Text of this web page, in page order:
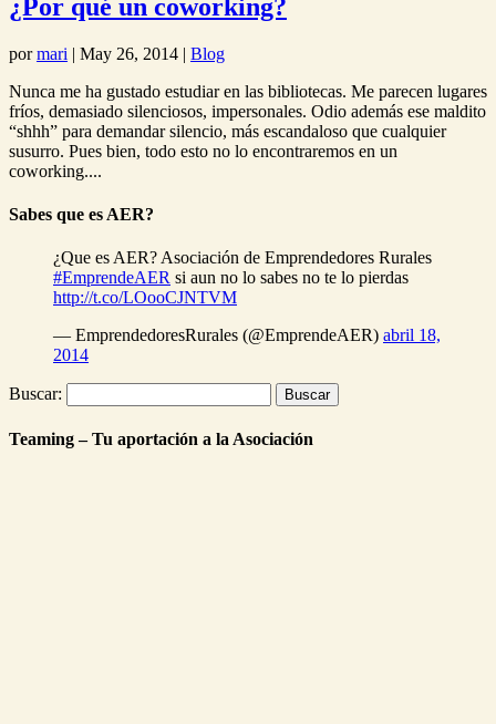
¿Por qué un coworking?
pormari | May 26, 2014 | Blog
Nunca me ha gustado estudiar en las bibliotecas. Me parecen lugares
fríos, demasiado silenciosos, impersonales. Odio además ese maldito
“shhh” para demandar silencio, más escandaloso que cualquier
susurro. Pues bien, todo esto no lo encontraremos en un
coworking....
Sabes que es AER?
¿Que es AER? Asociación de Emprendedores Rurales
#EmprendeAER si aun no lo sabes no te lo pierdas
http://t.co/LOooCJNTVM
— EmprendedoresRurales (@EmprendeAER) abril 18,
2014
Buscar:
Teaming – Tu aportación a la Asociación